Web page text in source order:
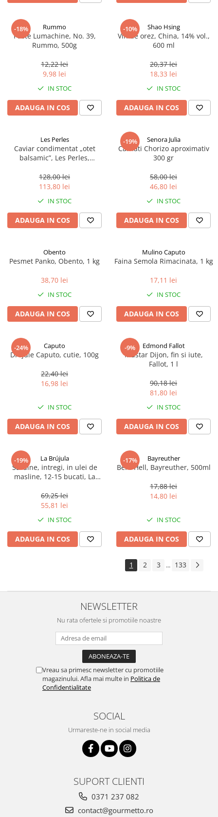
-18% Rummo
Paste Lumachine, No. 39,
Rummo, 500g
12,22 lei
9,98 lei
IN STOC
ADAUGA IN COS
-10% Shao Hsing
Vin de orez, China, 14% vol.,
600 ml
20,37 lei
18,33 lei
IN STOC
ADAUGA IN COS
Les Perles
Caviar condimentat „otet
balsamic”, Les Perles,
sferice, 200 g
128,00 lei
113,80 lei
IN STOC
ADAUGA IN COS
-19% Senora Julia
Carnati Chorizo aproximativ
300 gr
58,00 lei
46,80 lei
IN STOC
ADAUGA IN COS
Obento
Pesmet Panko, Obento, 1 kg
38,70 lei
IN STOC
ADAUGA IN COS
Mulino Caputo
Faina Semola Rimacinata, 1 kg
17,11 lei
IN STOC
ADAUGA IN COS
-24% Caputo
Drojdie Caputo, cutie, 100g
22,40 lei
16,98 lei
IN STOC
ADAUGA IN COS
-9% Edmond Fallot
Mustar Dijon, fin si iute,
Fallot, 1 l
90,18 lei
81,80 lei
IN STOC
ADAUGA IN COS
-19% La Brújula
Sardine, intregi, in ulei de
masline, 12-15 bucati, La
69,25 lei
55,81 lei
IN STOC
ADAUGA IN COS
-17% Bayreuther
Bere Hell, Bayreuther, 500ml
17,88 lei
14,80 lei
IN STOC
ADAUGA IN COS
1 2 3 ... 133
NEWSLETTER
Nu rata ofertele si promotiile noastre
Vreau sa primesc newsletter cu promotiile
magazinului. Afla mai multe in Politica de
Confidentialitate
SOCIAL
Urmareste-ne in social media
SUPORT CLIENTI
0371 237 082
contact@gourmetto.ro